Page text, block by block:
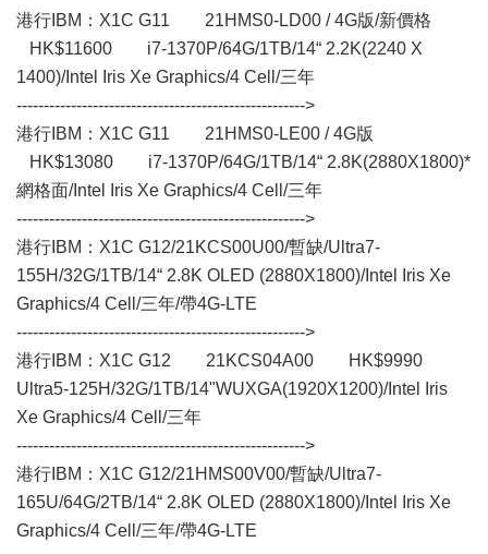
港行IBM：X1C G11 21HMS0-LD00 / 4G版/新價格
HK$11600 i7-1370P/64G/1TB/14“ 2.2K(2240 X
1400)/Intel Iris Xe Graphics/4 Cell/三年
----------------------------------------------------->
港行IBM：X1C G11 21HMS0-LE00 / 4G版
HK$13080 i7-1370P/64G/1TB/14“ 2.8K(2880X1800)*
網格面/Intel Iris Xe Graphics/4 Cell/三年
----------------------------------------------------->
港行IBM：X1C G12/21KCS00U00/暫缺/Ultra7-
155H/32G/1TB/14“ 2.8K OLED (2880X1800)/Intel Iris Xe
Graphics/4 Cell/三年/帶4G-LTE
----------------------------------------------------->
港行IBM：X1C G12 21KCS04A00 HK$9990
Ultra5-125H/32G/1TB/14"WUXGA(1920X1200)/Intel Iris
Xe Graphics/4 Cell/三年
----------------------------------------------------->
港行IBM：X1C G12/21HMS00V00/暫缺/Ultra7-
165U/64G/2TB/14“ 2.8K OLED (2880X1800)/Intel Iris Xe
Graphics/4 Cell/三年/帶4G-LTE